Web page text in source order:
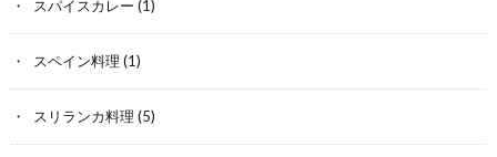
スパイスカレー (1)
スペイン料理 (1)
スリランカ料理 (5)